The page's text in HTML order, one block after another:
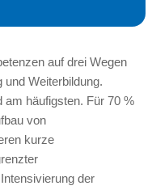
auf drei Wegen
und Weiterbildung.
am häufigsten. Für 70 %
von
kurze
der